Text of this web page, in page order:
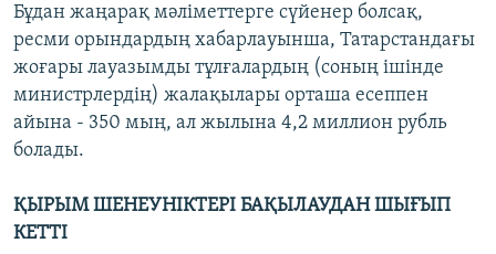
Бұдан жаңарақ мәліметтерге сүйенер болсақ,
ресми орындардың хабарлауынша, Татарстандағы
жоғары лауазымды тұлғалардың (соның ішінде
министрлердің) жалақылары орташа есеппен
айына - 350 мың, ал жылына 4,2 миллион рубль
болады.
ҚЫРЫМ ШЕНЕУНІКТЕРІ БАҚЫЛАУДАН ШЫҒЫП
КЕТТІ